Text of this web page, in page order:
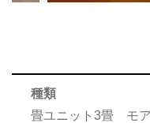
種類
畳ユニット3畳 モ